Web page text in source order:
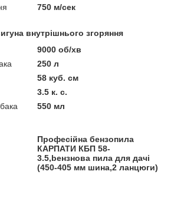
750 м/сек
внутрішнього згоряння
9000 об/хв
250 л
58 куб. см
3.5 к. с.
550 мл
Професійна бензопила
КАРПАТИ КБП 58-
3.5,beнзнова пила для дачі
(450-405 мм шина,2 ланцюги)